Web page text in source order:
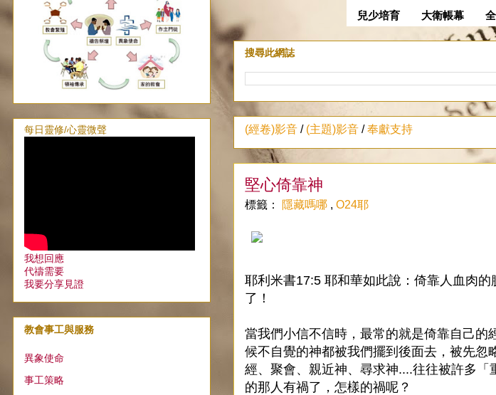
兒少培育 大衛帳幕
搜尋此網誌
(經卷)影音 / (主題)影音 /奉獻支持
堅心倚靠神
標籤： 隱藏嗎哪 , O24耶
耶利米書17:5 耶和華如此說：倚靠人血肉
了！
當我們小信不信時，最常的就是倚靠自己
候不自覺的神都被我們擺到後面去，被先忽
經、聚會、親近神、尋求神....往往被許多
的那人有禍了，怎樣的禍呢？
每日靈修/心靈微聲
我想回應
代禱需要
我要分享見證
教會事工與服務
異象使命
事工策略